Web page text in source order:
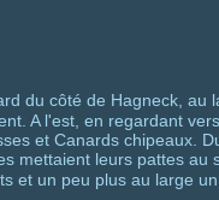
du côté de Hagneck,
A l'est, en regardant
et Canards chipeaux.
mettaient leurs pattes
et un peu plus au large